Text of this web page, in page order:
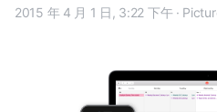
2015 年 4 月 1 日, 3:22 下午 ·